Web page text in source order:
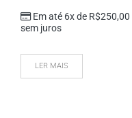
Em até 6x de R$250,00
sem juros
LER MAIS